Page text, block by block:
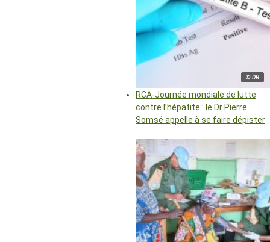
© DR
RCA-Journée mondiale de lutte
contre l’hépatite : le Dr Pierre
Somsé appelle à se faire dépister